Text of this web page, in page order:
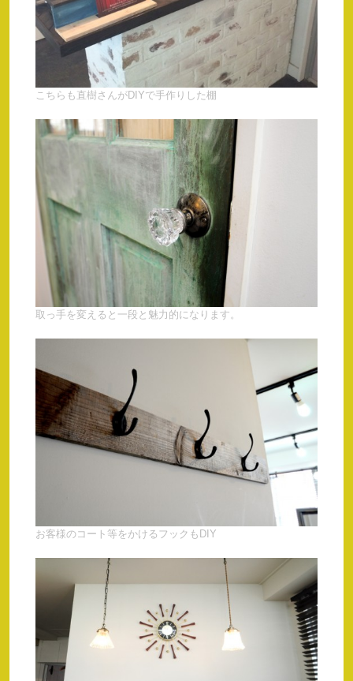
こちらも直樹さんがDIYで手作りした棚
取っ手を変えると一段と魅力的になります。
お客様のコート等をかけるフックもDIY